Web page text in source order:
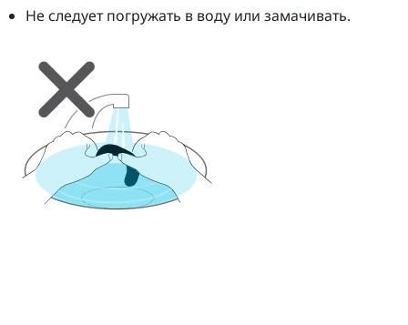
Не следует погружать в воду или замачивать.